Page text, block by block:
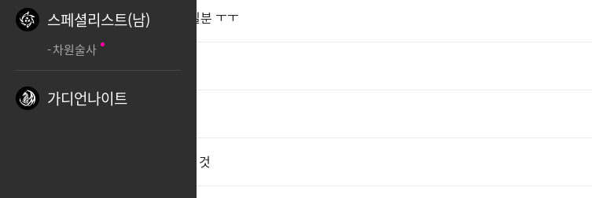
스페셜리스트(남)
차원술사
가디언나이트
야망의 첫 발걸음 상의 팔아주실분 ㅜㅜ
ㅊㅊ
제3자가 본 초각성 연출 아쉬운 것